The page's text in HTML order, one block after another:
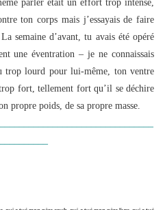
parler était un effort trop intense,
ton corps mais j’essayais de faire
semaine d’avant, tu avais été opéré
une éventration – je ne connaissais
trop lourd pour lui-même, ton ventre
fort, tellement fort qu’il se déchire
propre poids, de sa propre masse.